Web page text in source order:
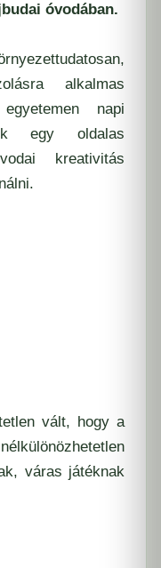
óvodában.
alkalmas
napi
egy oldalas
kreativitás
vált, hogy a
váras játéknak